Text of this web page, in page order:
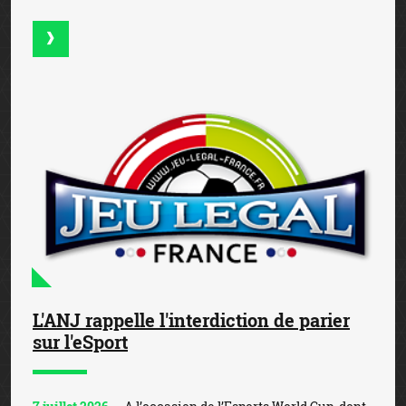
L'ANJ rappelle l'interdiction de parier
sur l'eSport